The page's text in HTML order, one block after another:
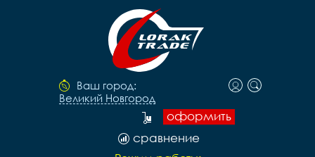
Ваш город:
Великий Новгород
оформить
сравнение